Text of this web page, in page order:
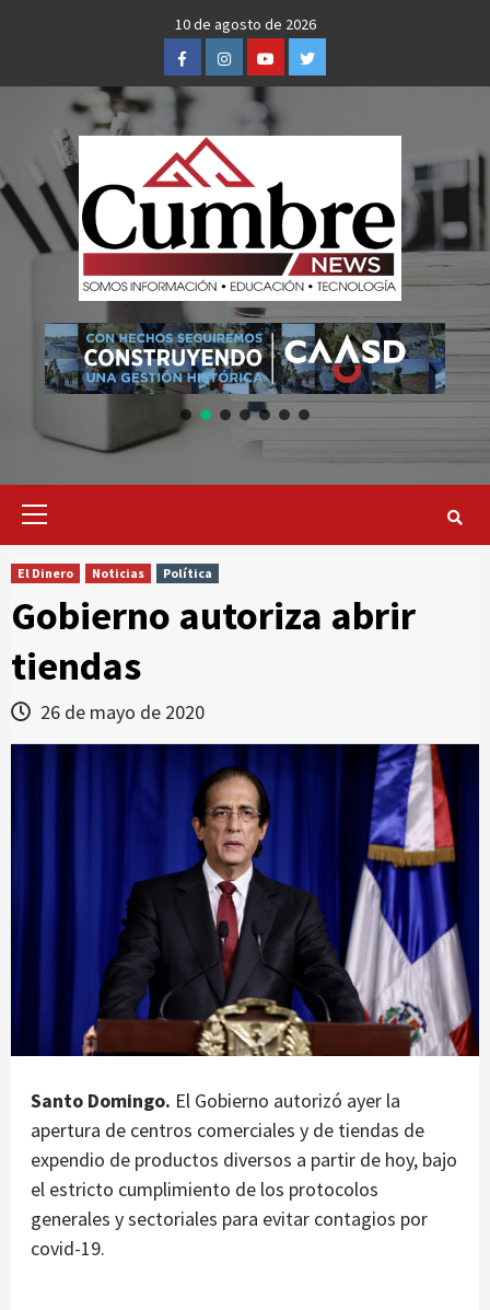
10 de agosto de 2026
FacebookInstagramYoutubeTwitter
Primary
El Dinero Noticias Política
Gobierno autoriza abrir
tiendas
26 de mayo de 2020
Santo Domingo. El Gobierno autorizó ayer la
apertura de centros comerciales y de tiendas de
expendio de productos diversos a partir de hoy, bajo
el estricto cumplimiento de los protocolos
generales y sectoriales para evitar contagios por
covid-19.